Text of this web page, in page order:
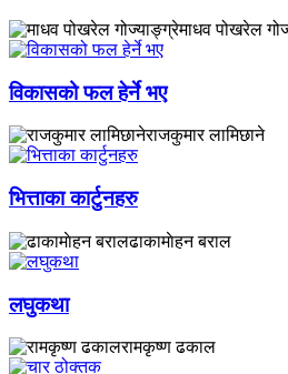
माधव पोखरेल
विकासको फल हेर्ने भए
राजकुमार लामिछाने
भित्ताका कार्टुनहरु
ढाकामाेहन बराल
लघुकथा
रामकृष्ण ढकाल